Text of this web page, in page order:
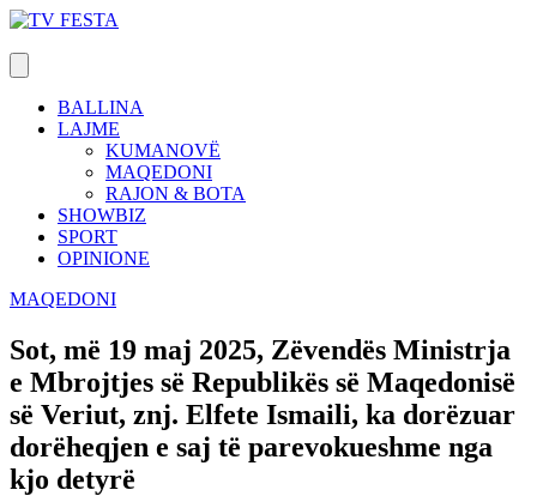
Skip
content
BALLINA
LAJME
KUMANOVË
MAQEDONI
RAJON & BOTA
SHOWBIZ
SPORT
OPINIONE
MAQEDONI
Sot, më 19 maj 2025, Zëvendës Ministrja
e Mbrojtjes së Republikës së Maqedonisë
së Veriut, znj. Elfete Ismaili, ka dorëzuar
dorëheqjen e saj të parevokueshme nga
kjo detyrë